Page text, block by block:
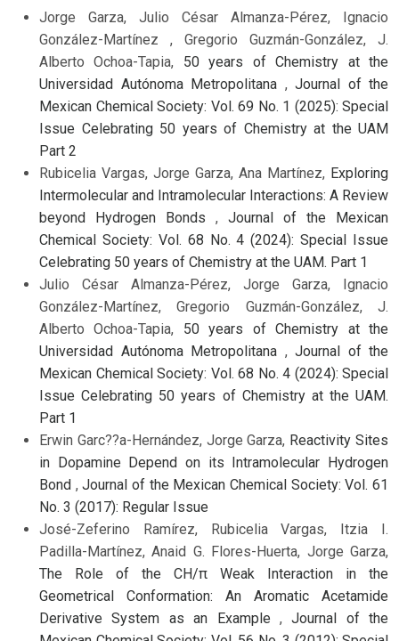
Jorge Garza, Julio César Almanza-Pérez, Ignacio
González-Martínez , Gregorio Guzmán-González, J.
Alberto Ochoa-Tapia, 50 years of Chemistry at the
Universidad Autónoma Metropolitana , Journal of the
Mexican Chemical Society: Vol. 69 No. 1 (2025): Special
Issue Celebrating 50 years of Chemistry at the UAM
Part 2
Rubicelia Vargas, Jorge Garza, Ana Martínez, Exploring
Intermolecular and Intramolecular Interactions: A Review
beyond Hydrogen Bonds , Journal of the Mexican
Chemical Society: Vol. 68 No. 4 (2024): Special Issue
Celebrating 50 years of Chemistry at the UAM. Part 1
Julio César Almanza-Pérez, Jorge Garza, Ignacio
González-Martínez, Gregorio Guzmán-González, J.
Alberto Ochoa-Tapia, 50 years of Chemistry at the
Universidad Autónoma Metropolitana , Journal of the
Mexican Chemical Society: Vol. 68 No. 4 (2024): Special
Issue Celebrating 50 years of Chemistry at the UAM.
Part 1
Erwin Garc??a-Hernández, Jorge Garza, Reactivity Sites
in Dopamine Depend on its Intramolecular Hydrogen
Bond ,Journal of the Mexican Chemical Society: Vol. 61
No. 3 (2017): Regular Issue
José-Zeferino Ramírez, Rubicelia Vargas, Itzia I.
Padilla-Martínez, Anaid G. Flores-Huerta, Jorge Garza,
The Role of the CH/π Weak Interaction in the
Geometrical Conformation: An Aromatic Acetamide
Derivative System as an Example ,Journal of the